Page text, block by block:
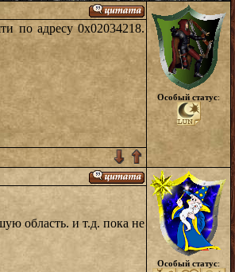
по адресу 0x02034218.
Особый статус:
область. и т.д. пока не
Особый статус: